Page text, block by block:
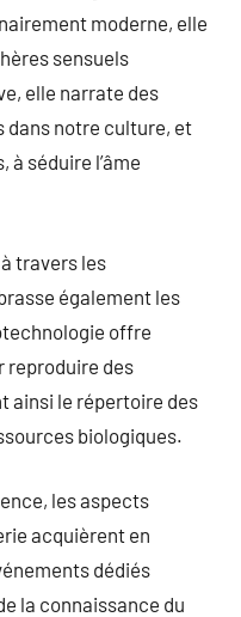
moderne, elle
sensuels
elle narrate des
dans notre culture, et
à séduire l’âme
travers les
également les
offre
reproduire des
ainsi le répertoire des
biologiques.
les aspects
acquièrent en
dédiés
la connaissance du